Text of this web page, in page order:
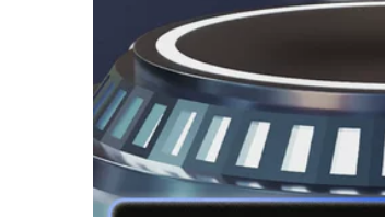
hàn kính chống lóa
bảo vệ thứ hai kính
râm hàn hàn hồ
quang argon kính
hàn điện tử r100
310,000